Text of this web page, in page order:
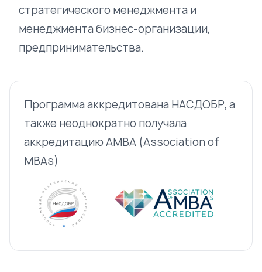
стратегического менеджмента и
менеджмента бизнес-организации,
предпринимательства.
Программа аккредитована НАСДОБР, а
также неоднократно получала
аккредитацию АМВА (Association of
MBAs)